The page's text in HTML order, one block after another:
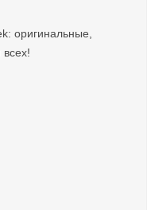
оригинальные,